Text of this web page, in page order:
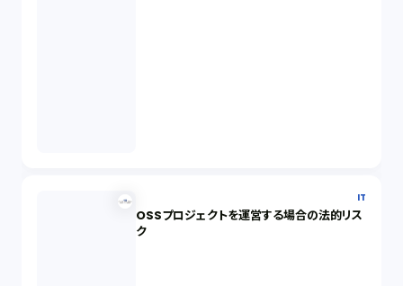
IT
OSSプロジェクトを運営する場合の法的リス
ク